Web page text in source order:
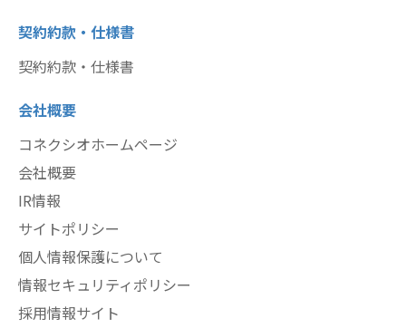
契約約款・仕様書
契約約款・仕様書
会社概要
コネクシオホームページ
会社概要
IR情報
サイトポリシー
個人情報保護について
情報セキュリティポリシー
採用情報サイト